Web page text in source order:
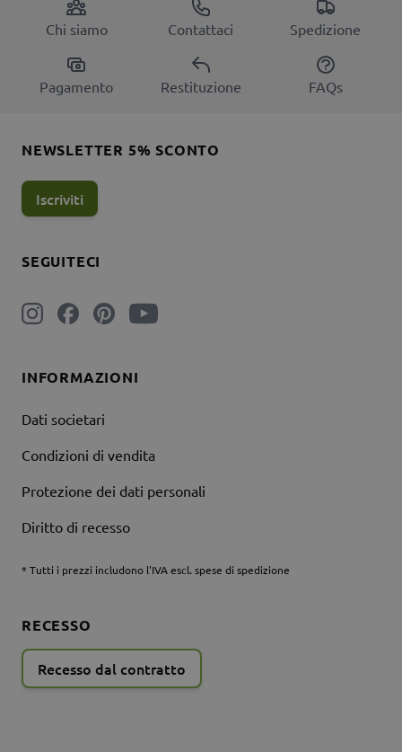
Chi siamo Contattaci Spedizione
Pagamento Restituzione FAQs
INFORMAZIONI
Dati societari
Condizioni di vendita
Protezione dei dati personali
Diritto di recesso
* Tutti i prezzi includono l'IVA escl. spese di spedizione
SEGUITECI
NEWSLETTER 5% SCONTO
Iscriviti
RECESSO
Recesso dal contratto